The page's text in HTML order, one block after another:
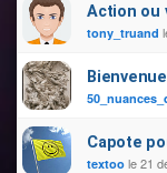
Action ou
tony_truand
Сароtе
textoo le 21